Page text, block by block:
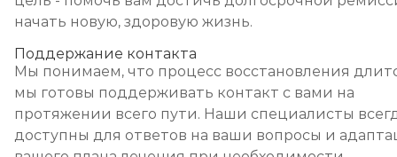
начать новую, здоровую жизнь.
Поддержание контакта
Мы понимаем, что процесс восстановления
мы готовы поддерживать контакт с вами на
протяжении всего пути. Наши специалисты
доступны для ответов на ваши вопросы и